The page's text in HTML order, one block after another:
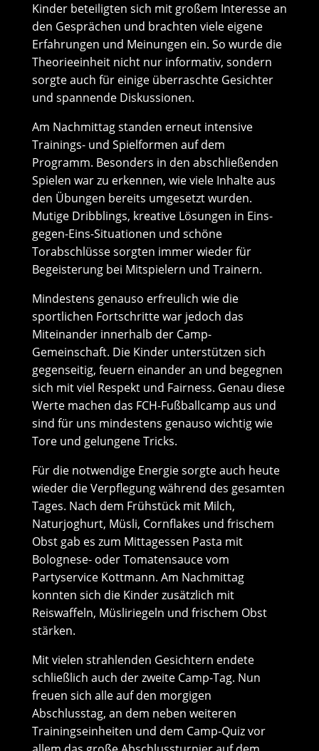
Kinder beteiligten sich mit großem Interesse an
den Gesprächen und brachten viele eigene
Erfahrungen und Meinungen ein. So wurde die
Theorieeinheit nicht nur informativ, sondern
sorgte auch für einige überraschte Gesichter
und spannende Diskussionen.
Am Nachmittag standen erneut intensive
Trainings- und Spielformen auf dem
Programm. Besonders in den abschließenden
Spielen war zu erkennen, wie viele Inhalte aus
den Übungen bereits umgesetzt wurden.
Mutige Dribblings, kreative Lösungen in Eins-
gegen-Eins-Situationen und schöne
Torabschlüsse sorgten immer wieder für
Begeisterung bei Mitspielern und Trainern.
Mindestens genauso erfreulich wie die
sportlichen Fortschritte war jedoch das
Miteinander innerhalb der Camp-
Gemeinschaft. Die Kinder unterstützen sich
gegenseitig, feuern einander an und begegnen
sich mit viel Respekt und Fairness. Genau diese
Werte machen das FCH-Fußballcamp aus und
sind für uns mindestens genauso wichtig wie
Tore und gelungene Tricks.
Für die notwendige Energie sorgte auch heute
wieder die Verpflegung während des gesamten
Tages. Nach dem Frühstück mit Milch,
Naturjoghurt, Müsli, Cornflakes und frischem
Obst gab es zum Mittagessen Pasta mit
Bolognese- oder Tomatensauce vom
Partyservice Kottmann. Am Nachmittag
konnten sich die Kinder zusätzlich mit
Reiswaffeln, Müsliriegeln und frischem Obst
stärken.
Mit vielen strahlenden Gesichtern endete
schließlich auch der zweite Camp-Tag. Nun
freuen sich alle auf den morgigen
Abschlusstag, an dem neben weiteren
Trainingseinheiten und dem Camp-Quiz vor